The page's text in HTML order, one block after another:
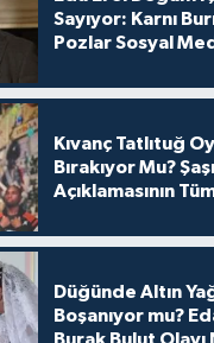
Sayıyor: Karnı
Pozlar Sosyal
Kıvanç Tatlıtuğ
Bırakıyor Mu?
Açıklamasının
Düğünde Altın
Boşanıyor mu?